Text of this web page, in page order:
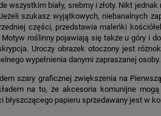
wszystkim biały, srebrny i złoty. Nikt
szukasz wyjątkowych, niebanalnych
części, przedstawia maleńki
roślinny pojawiają się także u góry i
Uroczy obrazek otoczony jest
wypełnienia danymi zapraszanej osoby.
szary graficznej zwiększenia na
na to, że akcesoria komunijne
papieru sprzedawany jest w